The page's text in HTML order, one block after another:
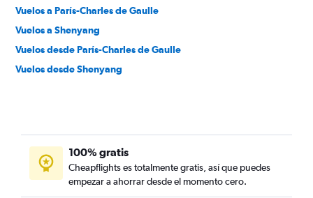
Vuelos a París-Charles de Gaulle
Vuelos a Shenyang
Vuelos desde París-Charles de Gaulle
Vuelos desde Shenyang
100% gratis
Cheapflights es totalmente gratis, así que puedes
empezar a ahorrar desde el momento cero.